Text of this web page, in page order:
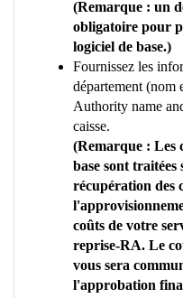
(Remarque : un
obligatoire pour
logiciel de base.)
Fournissez les
département (nom
Authority name
caisse.
(Remarque : Les
base sont
récupération des
coûts de votre
reprise-RA. Le
vous sera
l'approbation